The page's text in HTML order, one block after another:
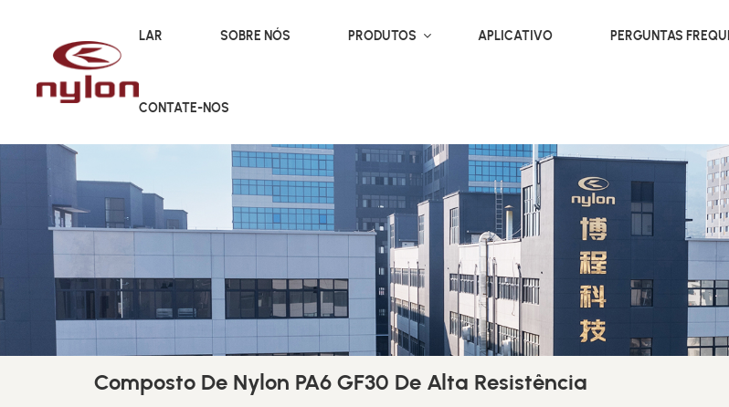
LAR SOBRE NÓS PRODUTOS APLICATIVO PERGUNTAS
CONTATE-NOS
Composto De Nylon PA6 GF30 De Alta Resistência